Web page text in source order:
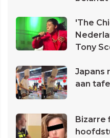
'The
Tony
Japans
aan
Bizarre